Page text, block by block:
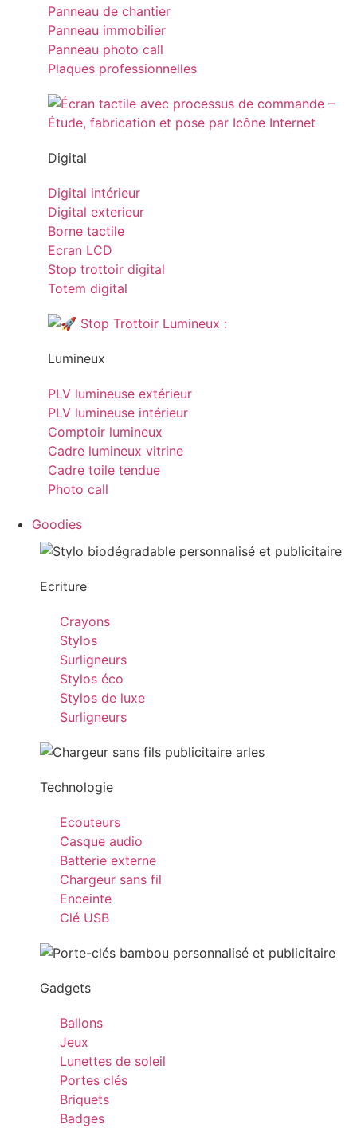
Panneau de chantier
Panneau immobilier
Panneau photo call
Plaques professionnelles
Digital
Digital intérieur
Digital exterieur
Borne tactile
Ecran LCD
Stop trottoir digital
Totem digital
Lumineux
PLV lumineuse extérieur
PLV lumineuse intérieur
Comptoir lumineux
Cadre lumineux vitrine
Cadre toile tendue
Photo call
Goodies
Ecriture
Crayons
Stylos
Surligneurs
Stylos éco
Stylos de luxe
Surligneurs
Technologie
Ecouteurs
Casque audio
Batterie externe
Chargeur sans fil
Enceinte
Clé USB
Gadgets
Ballons
Jeux
Lunettes de soleil
Portes clés
Briquets
Badges